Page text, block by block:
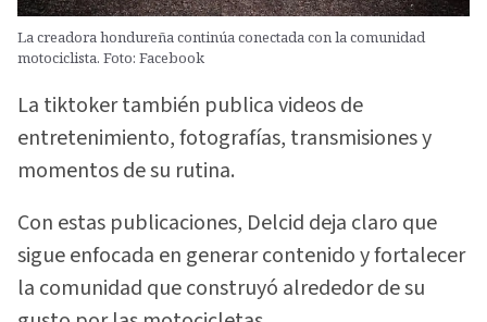
La creadora hondureña continúa conectada con la comunidad
motociclista. Foto: Facebook
La tiktoker también publica videos de
entretenimiento, fotografías, transmisiones y
momentos de su rutina.
Con estas publicaciones, Delcid deja claro que
sigue enfocada en generar contenido y fortalecer
la comunidad que construyó alrededor de su